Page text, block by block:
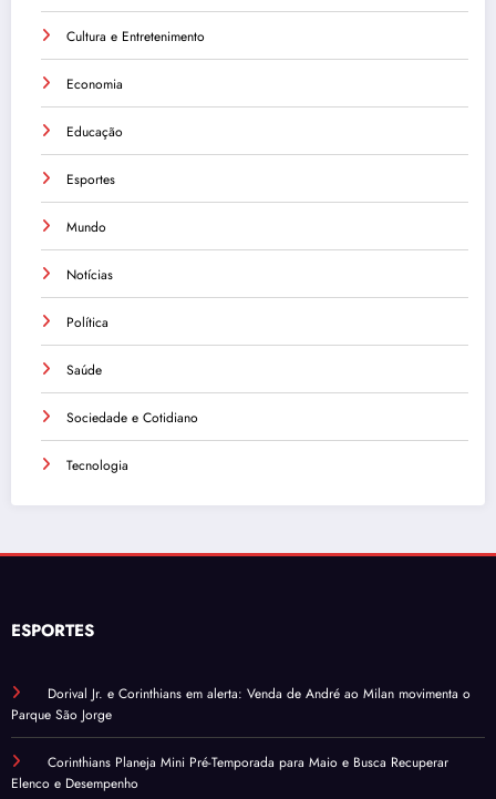
Cultura e Entretenimento
Economia
Educação
Esportes
Mundo
Notícias
Política
Saúde
Sociedade e Cotidiano
Tecnologia
ESPORTES
Dorival Jr. e Corinthians em alerta: Venda de André ao Milan movimenta o
Parque São Jorge
Corinthians Planeja Mini Pré-Temporada para Maio e Busca Recuperar
Elenco e Desempenho